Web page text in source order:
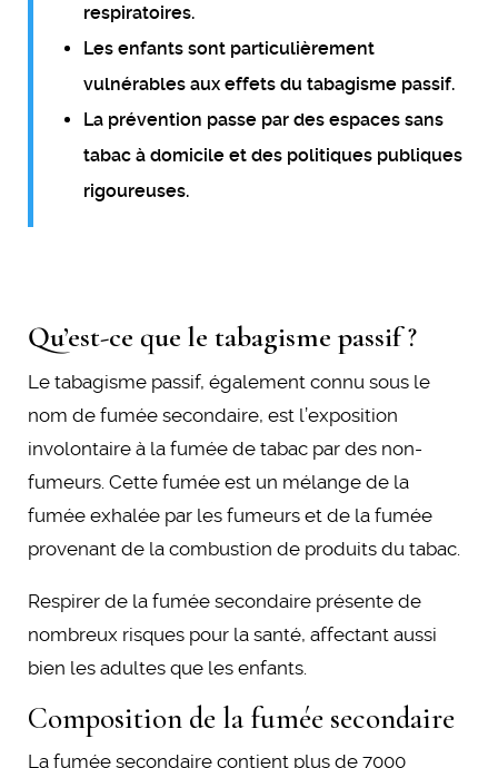
respiratoires.
Les enfants sont particulièrement
vulnérables aux effets du tabagisme passif.
La prévention passe par des espaces sans
tabac à domicile et des politiques publiques
rigoureuses.
Qu’est-ce que le tabagisme passif ?
Le tabagisme passif, également connu sous le
nom de fumée secondaire, est l’exposition
involontaire à la fumée de tabac par des non-
fumeurs. Cette fumée est un mélange de la
fumée exhalée par les fumeurs et de la fumée
provenant de la combustion de produits du tabac.
Respirer de la fumée secondaire présente de
nombreux risques pour la santé, affectant aussi
bien les adultes que les enfants.
Composition de la fumée secondaire
La fumée secondaire contient plus de 7000